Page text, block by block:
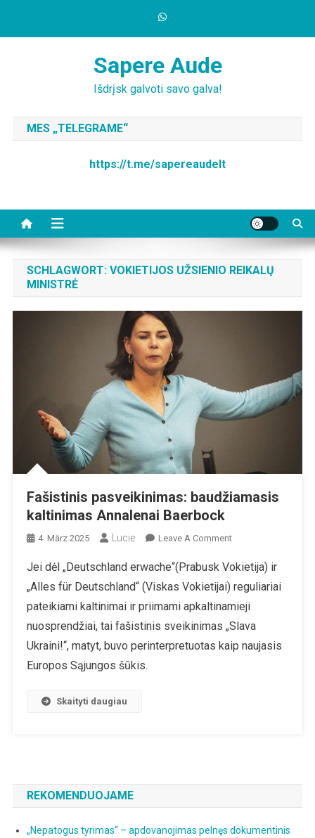
Sapere Aude
Išdrįsk galvoti savo galva!
MES „TELEGRAME“
https://t.me/sapereaudelt
SCHLAGWORT: VOKIETIJOS UŽSIENIO REIKALŲ
MINISTRĖ
Fašistinis pasveikinimas: baudžiamasis
kaltinimas Annalenai Baerbock
4. März 2025 Lucie Leave A CommentOn
Pasveikinimas:
Baudžiamasis
Kaltinimas
Jei dėl „Deutschland erwache“(Prabusk Vokietija) ir
„Alles für Deutschland“ (Viskas Vokietijai) reguliariai
pateikiami kaltinimai ir priimami apkaltinamieji
nuosprendžiai, tai fašistinis sveikinimas „Slava
Ukraini!“, matyt, buvo perinterpretuotas kaip naujasis
Europos Sąjungos šūkis.
Skaityti daugiau
REKOMENDUOJAME
„Nepatogus tyrimas“ – apdovanojimas pelnęs dokumentinis